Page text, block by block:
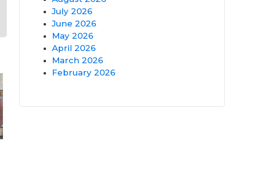
July 2026
June 2026
May 2026
April 2026
March 2026
February 2026